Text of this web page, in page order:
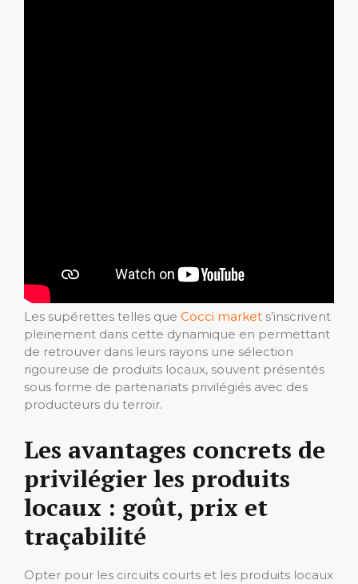
Les supérettes telles que Cocci market s’inscrivent
pleinement dans cette dynamique en permettant
de retrouver dans leurs rayons une sélection
rigoureuse de produits locaux, souvent présentés
sous forme de partenariats privilégiés avec des
producteurs du terroir.
Les avantages concrets de
privilégier les produits
locaux : goût, prix et
traçabilité
Opter pour les circuits courts et les produits locaux